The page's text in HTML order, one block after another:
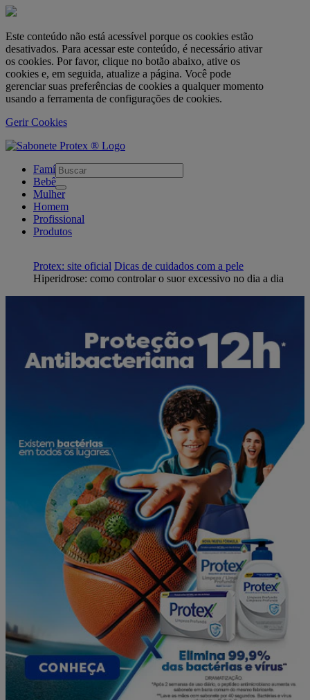
Este conteúdo não está acessível porque os cookies estão
desativados. Para acessar este conteúdo, é necessário ativar
os cookies. Por favor, clique no botão abaixo, ative os
cookies e, em seguida, atualize a página. Você pode
gerenciar suas preferências de cookies a qualquer momento
usando a ferramenta de configurações de cookies.
Gerir Cookies
skipt to main content
Família
Bebê
Mulher
Homem
Profissional
Produtos
Protex: site oficial Dicas de cuidados com a pele
Hiperidrose: como controlar o suor excessivo no dia a dia